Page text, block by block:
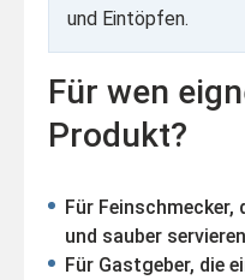
und Eintöpfen.
Für wen
Produkt?
Für Feinschmecker,
und sauber
Für Gastgeber, die